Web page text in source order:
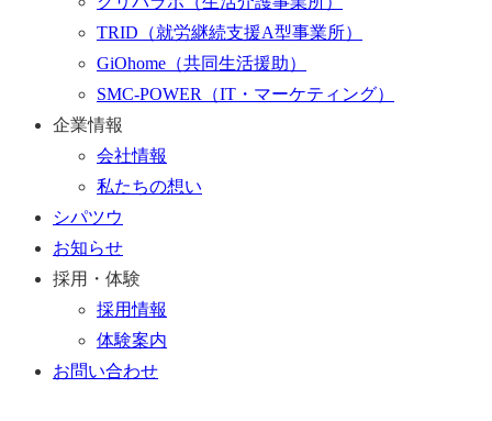
TRID （就労継続支援A型事業所）
GiOhome （共同生活援助）
SMC-POWER
（IT・マーケティング）
企業情報
会社情報
私たちの想い
シパツウ
お知らせ
採用・体験
採用情報
体験案内
お問い合わせ